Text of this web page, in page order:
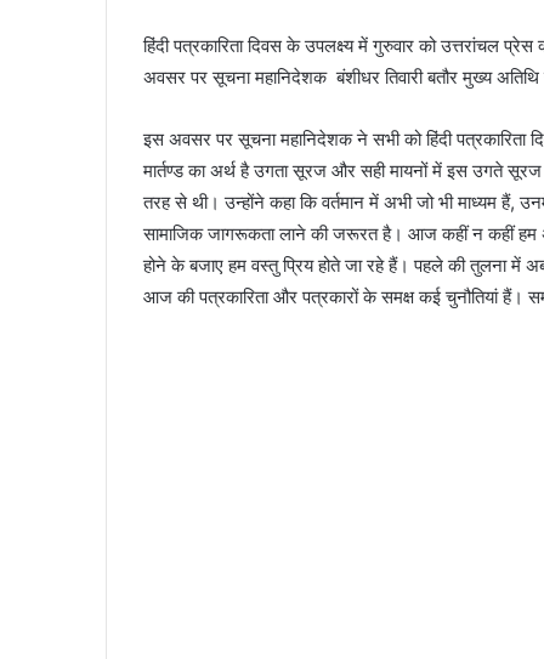
हिंदी पत्रकारिता दिवस के उपलक्ष्य में गुरुवार को उत्तरांचल
अवसर पर सूचना महानिदेशक बंशीधर तिवारी बतौर मुख्य
इस अवसर पर सूचना महानिदेशक ने सभी को हिंदी पत्रकारिता
मार्तण्ड का अर्थ है उगता सूरज और सही मायनों में इस उगते सूरज
तरह से थी। उन्होंने कहा कि वर्तमान में अभी जो भी माध्यम हैं,
सामाजिक जागरूकता लाने की जरूरत है। आज कहीं न कहीं हम
होने के बजाए हम वस्तु प्रिय होते जा रहे हैं। पहले की तुलना में
आज की पत्रकारिता और पत्रकारों के समक्ष कई चुनौतियां हैं।